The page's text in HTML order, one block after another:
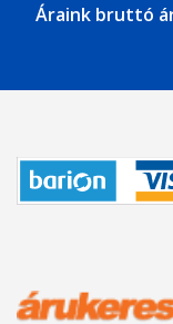
Áraink bruttó